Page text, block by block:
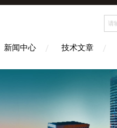
新闻中心 技术文章